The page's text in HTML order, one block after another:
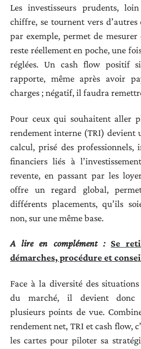
Les investisseurs prudents,
chiffre, se tournent vers
par exemple, permet de
reste réellement en poche, une
réglées. Un cash flow positif
rapporte, même après avoir
charges ; négatif, il faudra
Pour ceux qui souhaitent aller
rendement interne (TRI) devient
calcul, prisé des professionnels,
financiers liés à
revente, en passant par les
offre un regard global,
différents placements, qu’ils
non, sur une même base.
A lire en complément : Se
démarches, procédure et
Face à la diversité des
du marché, il devient donc
plusieurs points de vue.
rendement net, TRI et cash flow,
les cartes pour piloter sa